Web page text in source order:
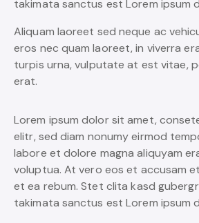
takimata sanctus est Lorem ipsum
Aliquam laoreet sed neque ac
eros nec quam laoreet, in viverra
turpis urna, vulputate at est vitae,
erat.
Lorem ipsum dolor sit amet,
elitr, sed diam nonumy eirmod
labore et dolore magna aliquyam
voluptua. At vero eos et accusam
et ea rebum. Stet clita kasd
takimata sanctus est Lorem ipsum